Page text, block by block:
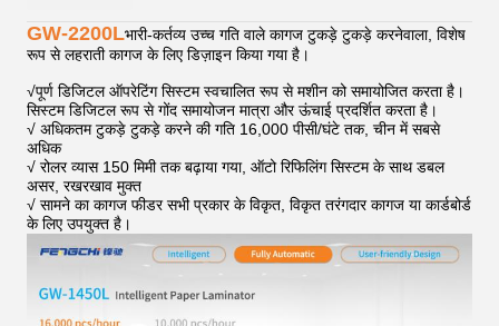
GW-2200Lभारी-कर्तव्य उच्च गति वाले कागज टुकड़े टुकड़े करनेवाला, विशेष
रूप से लहराती कागज के लिए डिज़ाइन किया गया है।
√पूर्ण डिजिटल ऑपरेटिंग सिस्टम स्वचालित रूप से मशीन को समायोजित करता है।
सिस्टम डिजिटल रूप से गोंद समायोजन मात्रा और ऊंचाई प्रदर्शित करता है।
√ अधिकतम टुकड़े टुकड़े करने की गति 16,000 पीसी/घंटे तक, चीन में सबसे
अधिक
√ रोलर व्यास 150 मिमी तक बढ़ाया गया, ऑटो रिफिलिंग सिस्टम के साथ डबल
असर, रखरखाव मुक्त
√ सामने का कागज फीडर सभी प्रकार के विकृत, विकृत तरंगदार कागज या कार्डबोर्ड
के लिए उपयुक्त है।